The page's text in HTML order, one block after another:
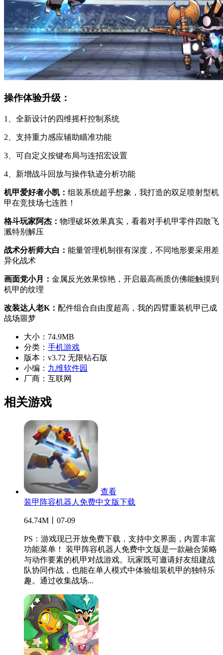
操作体验升级：
1、全新设计的四维摇杆控制系统
2、支持重力感应辅助瞄准功能
3、可自定义按键布局与连招宏设置
4、新增战斗回放与操作轨迹分析功能
机甲爱好者小凯： 组装系统超乎想象，我打造的双足喷射型机
甲在竞技场七连胜！
格斗玩家阿杰： 物理破坏效果真实，看着对手机甲零件四散飞
溅特别解压
战术分析师大白： 能量管理机制很有深度，不同地形要采用差
异化战术
画面党小月： 金属反光效果惊艳，开启最高画质仿佛能触摸到
机甲的纹理
改装达人老K： 配件组合自由度超高，我的四臂重装机甲已成
战场噩梦
大小： 74.9MB
分类： 手机游戏
版本： v3.72 无限钻石版
小编： 九维软件园
厂商： 互联网
相关游戏
查看
装甲阵容机器人免费中文版下载
64.74M丨07-09
PS：游戏现已开放免费下载，支持中文界面，内置丰富
功能菜单！ 装甲阵容机器人免费中文版是一款融合策略
与动作要素的机甲对战游戏。玩家既可邀请好友组建战
队协同作战，也能在单人模式中体验组装机甲的独特乐
趣。通过收集战场...